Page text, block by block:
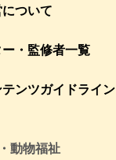
ついて
・監修者一覧
ンツガイドライン
動物福祉